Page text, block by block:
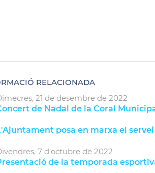
RELACIONADA
21 dedesembre de2022
de Nadal de la Coral
posa en marxa el
7 d'octubre de2022
de la temporada